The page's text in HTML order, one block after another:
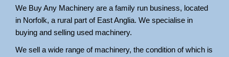
We Buy Any Machinery are a family run business, located
in Norfolk, a rural part of East Anglia. We specialise in
buying and selling used machinery.
We sell a wide range of machinery, the condition of which is